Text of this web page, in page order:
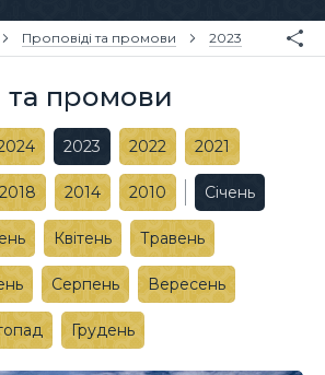
Проповіді та промови 2023
та промови
2023 2022 2021
2018 2014 2010 Січень
Квітень Травень
Серпень Вересень
Грудень